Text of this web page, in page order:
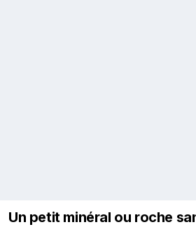
Un petit minéral ou roche